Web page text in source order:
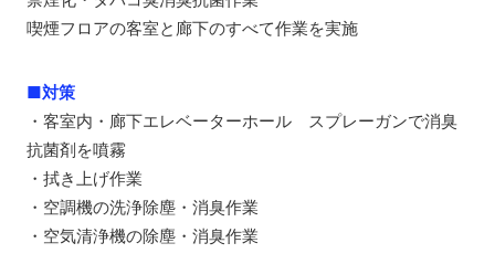
喫煙フロアの客室と廊下のすべて作業を実施
■対策
・客室内・廊下エレベーターホール スプレーガンで消臭
抗菌剤を噴霧
・拭き上げ作業
・空調機の洗浄除塵・消臭作業
・空気清浄機の除塵・消臭作業